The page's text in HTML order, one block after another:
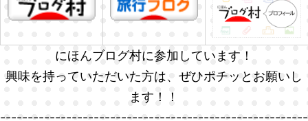
にほんブログ村に参加しています！
興味を持っていただいた方は、ぜひポチッとお願いし
ます！！
--------------------------------------------------------